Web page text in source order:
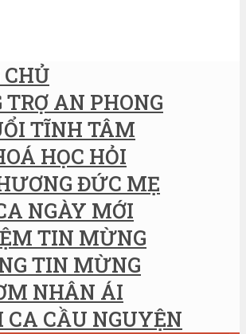
AN PHONG
TĨNH TÂM
HỌC HỎI
ĐỨC MẸ
NGÀY MỚI
TIN MỪNG
TIN MỪNG
NHÂN ÁI
CẦU NGUYỆN